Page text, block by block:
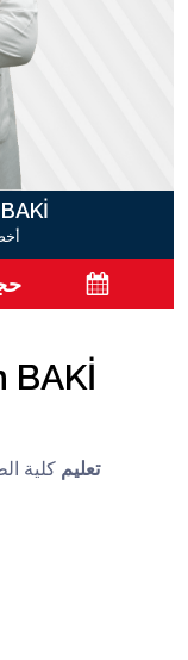
BAKİ
تعليم كلية